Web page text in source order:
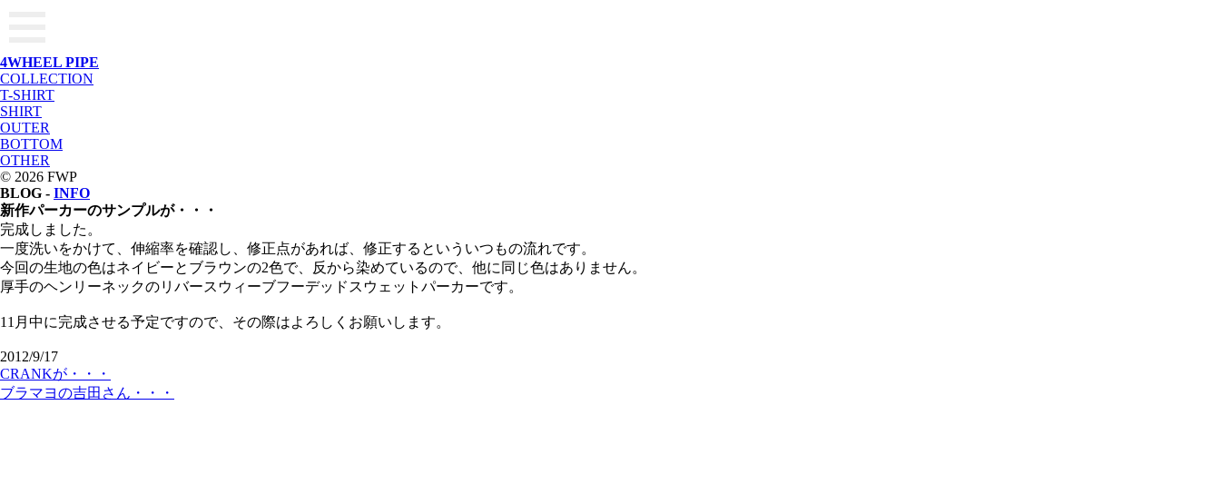
4WHEEL PIPE
COLLECTION
T-SHIRT
SHIRT
OUTER
BOTTOM
OTHER
© 2026 FWP
BLOG - INFO
新作パーカーのサンプルが・・・
完成しました。
一度洗いをかけて、伸縮率を確認し、修正点があれば、修正するといういつもの流れです。
今回の生地の色はネイビーとブラウンの2色で、反から染めているので、他に同じ色はありません。
厚手のヘンリーネックのリバースウィーブフーデッドスウェットパーカーです。
11月中に完成させる予定ですので、その際はよろしくお願いします。
2012/9/17
CRANKが・・・
ブラマヨの吉田さん・・・